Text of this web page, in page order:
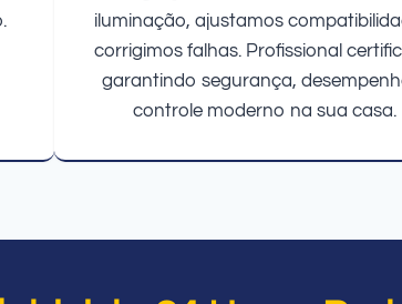
iluminação, ajustamos
corrigimos falhas. Profissional
garantindo segurança,
controle moderno na sua casa.